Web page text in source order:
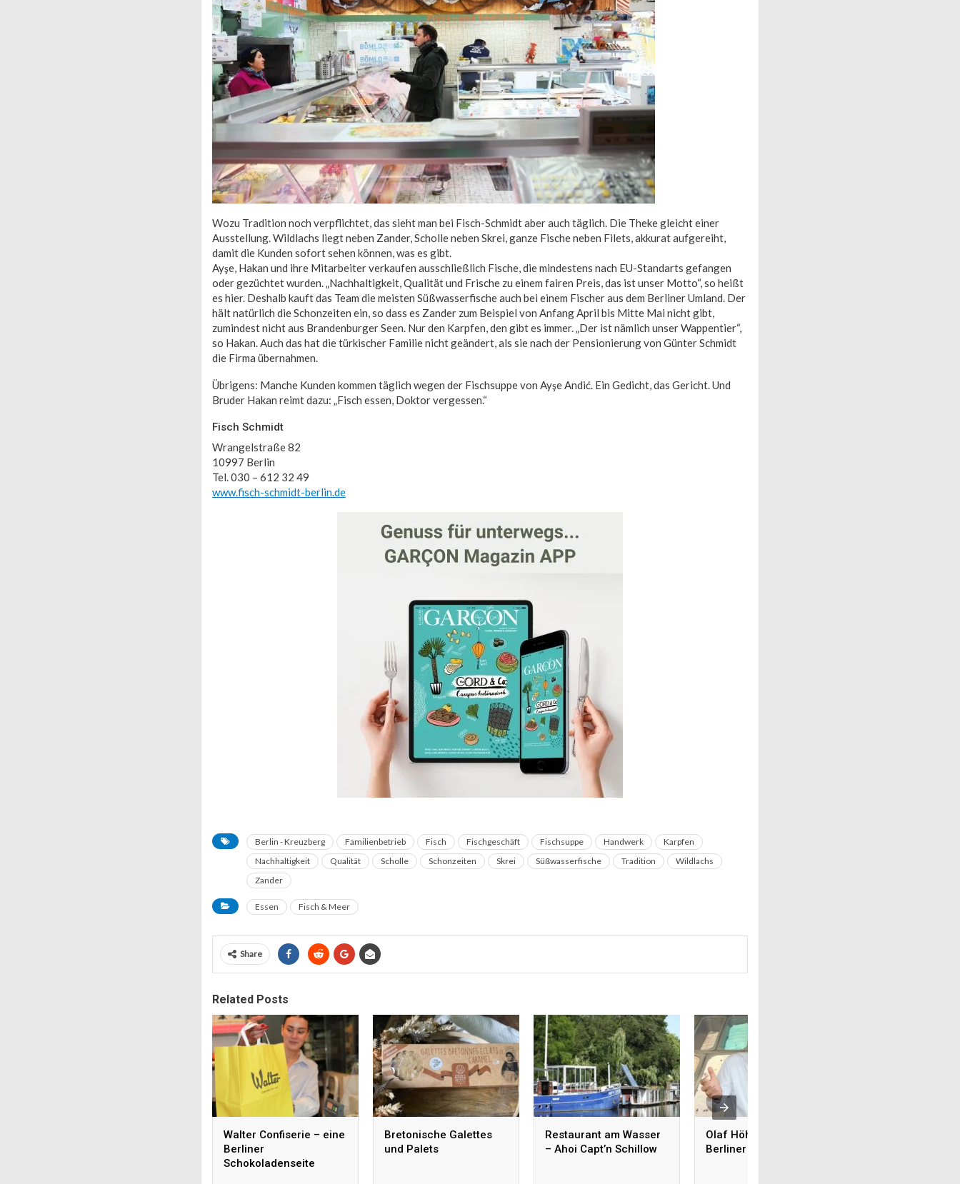
Wozu Tradition noch verpflichtet, das sieht man bei Fisch-Schmidt aber auch täglich. Die Theke gleicht einer
Ausstellung. Wildlachs liegt neben Zander, Scholle neben Skrei, ganze Fische neben Filets, akkurat aufgereiht,
damit die Kunden sofort sehen können, was es gibt.
Ayşe, Hakan und ihre Mitarbeiter verkaufen ausschließlich Fische, die mindestens nach EU-Standarts gefangen
oder gezüchtet wurden. „Nachhaltigkeit, Qualität und Frische zu einem fairen Preis, das ist unser Motto“, so heißt
es hier. Deshalb kauft das Team die meisten Süßwasserfische auch bei einem Fischer aus dem Berliner Umland. Der
hält natürlich die Schonzeiten ein, so dass es Zander zum Beispiel von Anfang April bis Mitte Mai nicht gibt,
zumindest nicht aus Brandenburger Seen. Nur den Karpfen, den gibt es immer. „Der ist nämlich unser Wappentier“,
so Hakan. Auch das hat die türkischer Familie nicht geändert, als sie nach der Pensionierung von Günter Schmidt
die Firma übernahmen.
Übrigens: Manche Kunden kommen täglich wegen der Fischsuppe von Ayşe Andić. Ein Gedicht, das Gericht. Und
Bruder Hakan reimt dazu: „Fisch essen, Doktor vergessen.“
Fisch Schmidt
Wrangelstraße 82
10997 Berlin
Tel. 030 – 612 32 49
www.fisch-schmidt-berlin.de
Berlin - Kreuzberg Familienbetrieb Fisch Fischgeschäft Fischsuppe Handwerk
Karpfen
Nachhaltigkeit
Qualität Scholle Schonzeiten Skrei Süßwasserfische Tradition
Wildlachs
Zander
Essen Fisch & Meer
Share
Related Posts
Walter Confiserie – eine
Berliner
Schokoladenseite
Bretonische Galettes
und Palets
Restaurant am Wasser
– Ahoi Capt’n Schillow
Olaf Höhn – Der
Berliner Eiskönig